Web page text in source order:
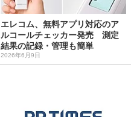
エレコム、無料アプリ対応のア
ルコールチェッカー発売 測定
結果の記録・管理も簡単
2026年6月9日